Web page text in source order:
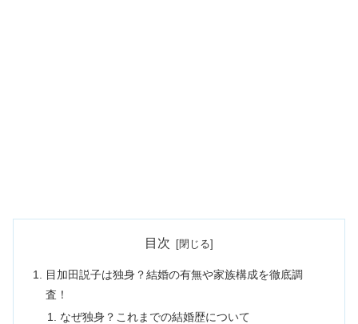
目次
目加田説子は独身？結婚の有無や家族構成を徹底調
査！
なぜ独身？これまでの結婚歴について